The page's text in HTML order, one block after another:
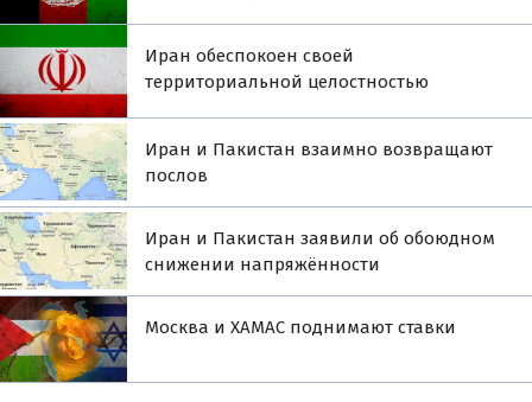
Иран обеспокоен своей
территориальной целостностью
Иран и Пакистан взаимно возвращают
послов
Иран и Пакистан заявили об обоюдном
снижении напряжённости
Москва и ХАМАС поднимают ставки